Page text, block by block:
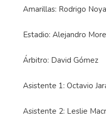
Amarillas: Rodrigo Noya
Estadio: Alejandro
Árbitro: David Gómez
Asistente 1: Octavio
Asistente 2: Leslie